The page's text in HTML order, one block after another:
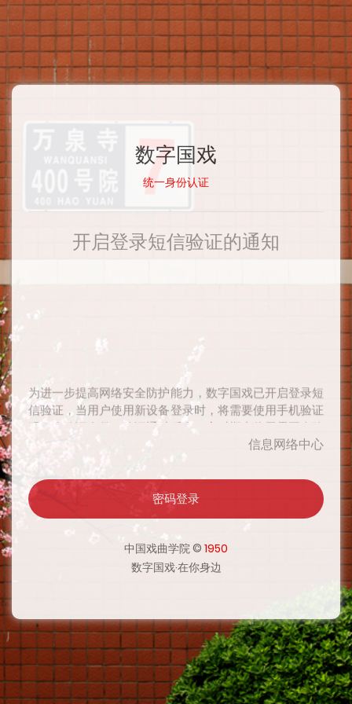
数字国戏
统一身份认证
开启登录短信验证的通知
为进一步提高网络安全防护能力，数字国戏已开启登录短
信验证，当用户使用新设备登录时，将需要使用手机验证
码二次验证身份，验证通过后在一定时期内将无需再次验
证，感谢您对网络安全工作的支持。
为进一步提高网络安全防护能力，数字国戏已开启登录短
信验证，当用户使用新设备登录时，将需要使用手机验证
码二次验证身份，验证通过后在一定时期内将无需再次验
证，感谢您对网络安全工作的支持。
信息网络中心
密码登录
中国戏曲学院 © 1950
数字国戏·在你身边